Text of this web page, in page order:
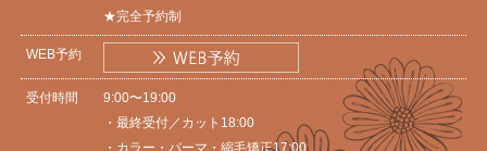
★完全予約制
WEB予約
受付時間
9:00〜19:00
・最終受付／カット18:00
・カラー・パーマ・縮毛矯正17:00